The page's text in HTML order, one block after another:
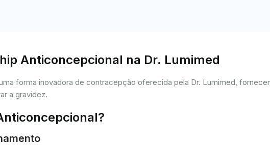
Anticoncepcional na Dr. Lumimed
forma inovadora de contracepção oferecida pela Dr. Lumimed,
a gravidez.